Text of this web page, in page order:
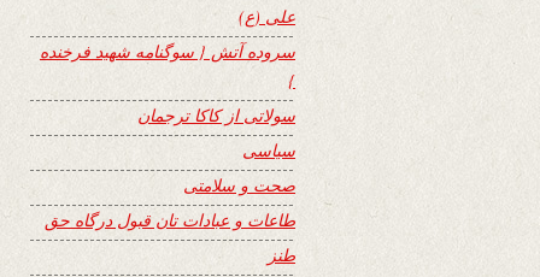
علی (ع)
سروده آتش { سوگنامه شهید فرخنده
}
سولاتی از کاکا ترجمان
سیاسی
صحت و سلامتی
طاعات و عبادات تان قبول درگاه حق
طنز